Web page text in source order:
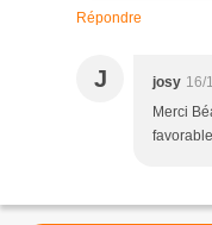
Répondre
J josy 16/
Merci